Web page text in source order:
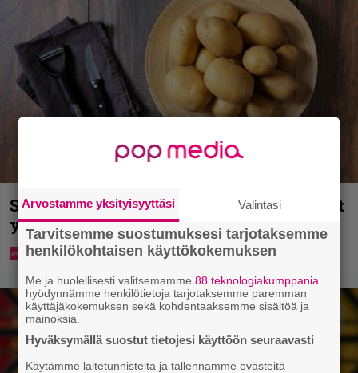
Syötkö perunoita näin? Tutkijat löysivät
yhteyden vakavaan kansansairauteen
Arvostamme yksityisyyttäsi Valintasi
Tarvitsemme suostumuksesi tarjotaksemme
henkilökohtaisen käyttökokemuksen
Me ja huolellisesti valitsemamme88 teknologiakumppania
hyödynnämme henkilötietoja tarjotaksemme paremman
käyttäjäkokemuksen sekä kohdentaaksemme sisältöä ja
mainoksia.
Hyväksymällä suostut tietojesi käyttöön seuraavasti
Käytämme laitetunnisteita ja tallennamme evästeitä